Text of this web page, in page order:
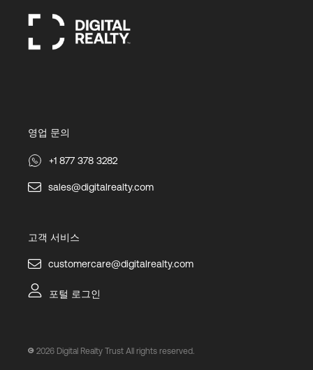
영업 문의
+1 877 378 3282
sales@digitalrealty.com
고객 서비스
customercare@digitalrealty.com
포털 로그인
2026 Digital Realty Trust All rights reserved.